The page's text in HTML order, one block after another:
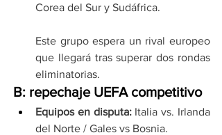
Corea del Sur y Sudáfrica.
Este grupo espera un rival europeo
que llegará tras superar dos rondas
eliminatorias.
B: repechaje UEFA competitivo
Equipos en disputa: Italia vs. Irlanda
del Norte / Gales vs Bosnia.